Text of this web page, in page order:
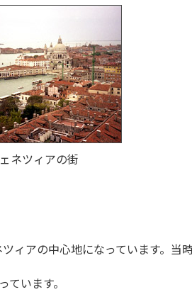
ネツィアの街
ィアの中心地になっています。当
います。